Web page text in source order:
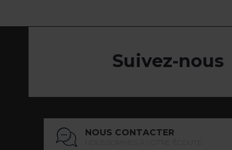
Suivez-nous
NOUS CONTACTER